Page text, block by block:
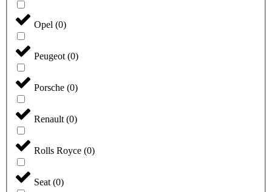
Opel (0)
Peugeot(0)
Porsche (0)
Renault(0)
Rolls Royce (0)
Seat(0)